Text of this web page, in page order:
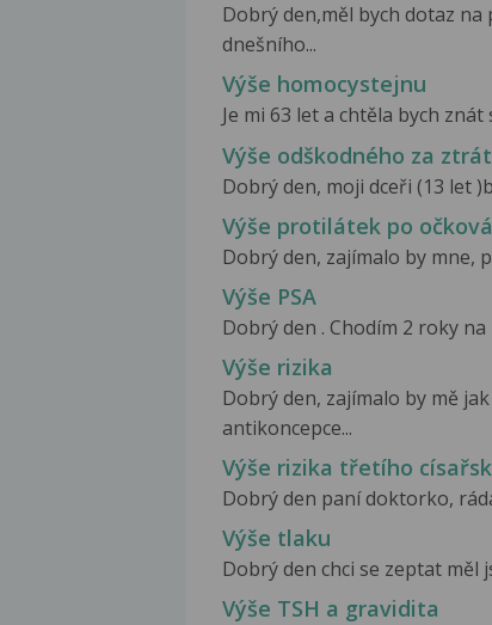
Dobrý den,měl bych dotaz
dnešního...
Výše homocystejnu
Je mi 63 let a chtěla bych
Výše odškodného za
Dobrý den, moji dceři (13 let
Výše protilátek po
Dobrý den, zajímalo by mne,
Výše PSA
Dobrý den . Chodím 2 roky
Výše rizika
Dobrý den, zajímalo by mě
antikoncepce...
Výše rizika třetího
Dobrý den paní doktorko,
Výše tlaku
Dobrý den chci se zeptat měl
Výše TSH a gravidita